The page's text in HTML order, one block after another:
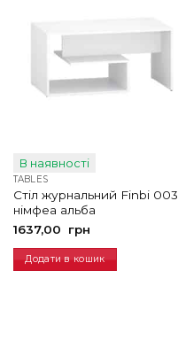
В наявності
TABLES
Стіл журнальний Finbi 003
німфеа альба
1637,00
грн
Додати в кошик